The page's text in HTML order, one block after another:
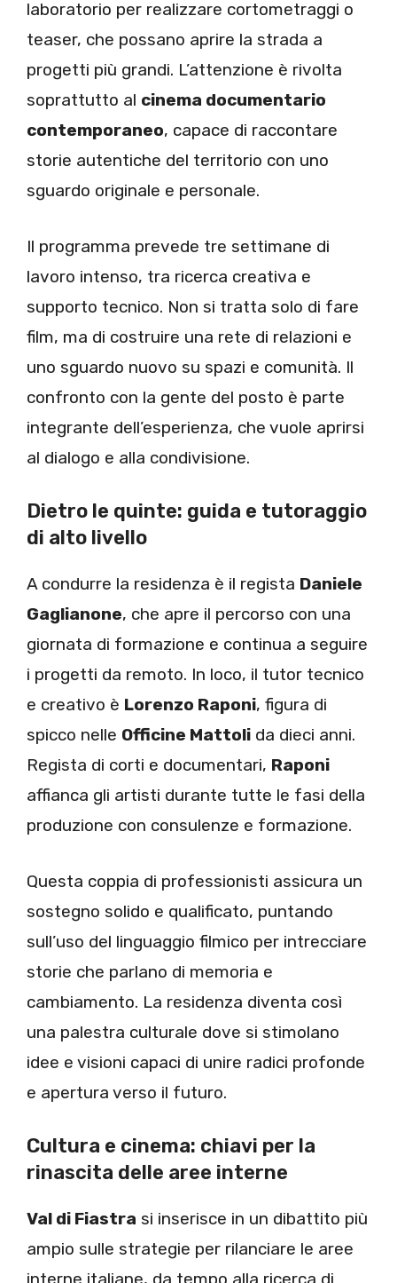
laboratorio per realizzare cortometraggi o
teaser, che possano aprire la strada a
progetti più grandi. L’attenzione è rivolta
soprattutto al cinema documentario
contemporaneo, capace di raccontare
storie autentiche del territorio con uno
sguardo originale e personale.
Il programma prevede tre settimane di
lavoro intenso, tra ricerca creativa e
supporto tecnico. Non si tratta solo di fare
film, ma di costruire una rete di relazioni e
uno sguardo nuovo su spazi e comunità. Il
confronto con la gente del posto è parte
integrante dell’esperienza, che vuole aprirsi
al dialogo e alla condivisione.
Dietro le quinte: guida e tutoraggio
di alto livello
A condurre la residenza è il regista Daniele
Gaglianone, che apre il percorso con una
giornata di formazione e continua a seguire
i progetti da remoto. In loco, il tutor tecnico
e creativo è Lorenzo Raponi, figura di
spicco nelle Officine Mattoli da dieci anni.
Regista di corti e documentari, Raponi
affianca gli artisti durante tutte le fasi della
produzione con consulenze e formazione.
Questa coppia di professionisti assicura un
sostegno solido e qualificato, puntando
sull’uso del linguaggio filmico per intrecciare
storie che parlano di memoria e
cambiamento. La residenza diventa così
una palestra culturale dove si stimolano
idee e visioni capaci di unire radici profonde
e apertura verso il futuro.
Cultura e cinema: chiavi per la
rinascita delle aree interne
Val di Fiastra si inserisce in un dibattito più
ampio sulle strategie per rilanciare le aree